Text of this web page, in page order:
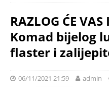
RAZLOG ĆE
Komad bijelog
flaster i
06/11/2021 21:59 admin